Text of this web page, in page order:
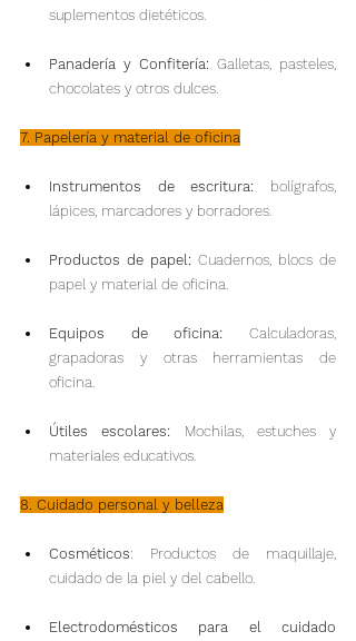
suplementos dietéticos.
Panadería y Confitería: Galletas, pasteles,
chocolates y otros dulces.
7. Papelería y material de oficina
Instrumentos de escritura: bolígrafos,
lápices, marcadores y borradores.
Productos de papel: Cuadernos, blocs de
papel y material de oficina.
Equipos de oficina: Calculadoras,
grapadoras y otras herramientas de
oficina.
Útiles escolares: Mochilas, estuches y
materiales educativos.
8. Cuidado personal y belleza
Cosméticos: Productos de maquillaje,
cuidado de la piel y del cabello.
Electrodomésticos para el cuidado